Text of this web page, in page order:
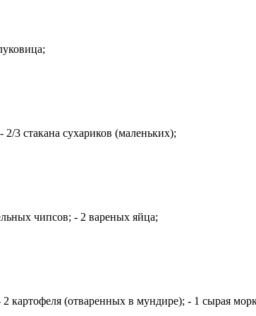
стакана сухариков (маленьких);
чипсов; - 2 вареных яйца;
(отваренных в мундире); - 1 сырая